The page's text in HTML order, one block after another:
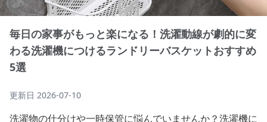
毎日の家事がもっと楽になる！洗濯動線が劇的に変
わる洗濯機につけるランドリーバスケットおすすめ
5選
更新日 2026-07-10
洗濯物の仕分けや一時保管に悩んでいませんか？洗濯機に